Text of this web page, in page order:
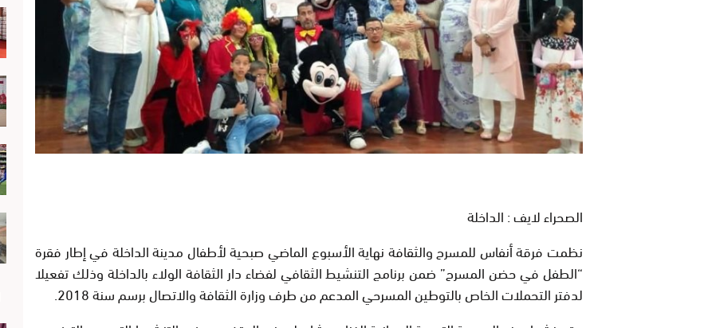
الصحراء لايف : الداخلة
نظمت فرقة أنفاس للمسرح والثقافة نهاية الأسبوع الماضي صبحية لأطفال مدينة الداخلة في إطار فقرة
“الطفل في حضن المسرح” ضمن برنامج التنشيط الثقافي لفضاء دار الثقافة الولاء بالداخلة وذلك تفعيلا
لدفتر التحملات الخاص بالتوطين المسرحي المدعم من طرف وزارة الثقافة والاتصال برسم سنة 2018.